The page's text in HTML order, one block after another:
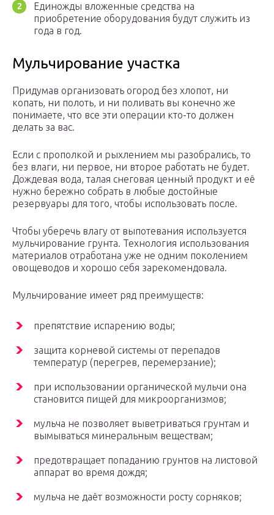
Единожды вложенные средства на
приобретение оборудования будут служить из
года в год.
Мульчирование участка
Придумав организовать огород без хлопот, ни
копать, ни полоть, и ни поливать вы конечно же
понимаете, что все эти операции кто-то должен
делать за вас.
Если с прополкой и рыхлением мы разобрались, то
без влаги, ни первое, ни второе работать не будет.
Дождевая вода, талая снеговая ценный продукт и её
нужно бережно собрать в любые достойные
резервуары для того, чтобы использовать после.
Чтобы уберечь влагу от выпотевания используется
мульчирование грунта. Технология использования
материалов отработана уже не одним поколением
овощеводов и хорошо себя зарекомендовала.
Мульчирование имеет ряд преимуществ:
препятствие испарению воды;
защита корневой системы от перепадов
температур (перегрев, перемерзание);
при использовании органической мульчи она
становится пищей для микроорганизмов;
мульча не позволяет выветриваться грунтам и
вымываться минеральным веществам;
предотвращает попаданию грунтов на листовой
аппарат во время дождя;
мульча не даёт возможности росту сорняков;